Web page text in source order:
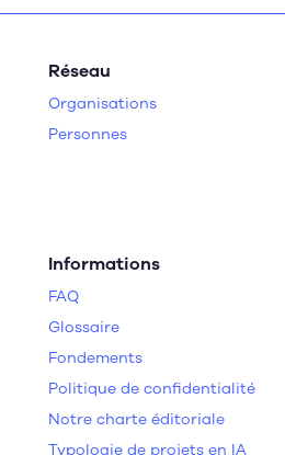
Réseau
Organisations
Personnes
Informations
FAQ
Glossaire
Fondements
Politique de confidentialité
Notre charte éditoriale
Typologie de projets en IA